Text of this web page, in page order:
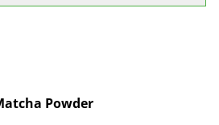
Powder